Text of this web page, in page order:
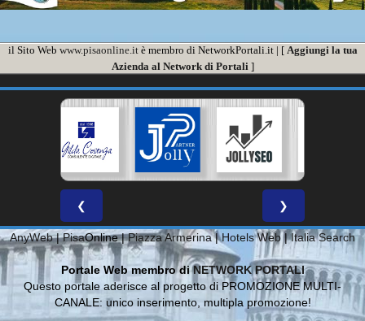
il Sito Web www.pisaonline.itè membro di NetworkPortali.it | [ Aggiungi la tua
Azienda al Network di Portali ]
❮ ❯
AnyWeb|PisaOnline |Piazza Armerina|Hotels Web|Italia Search
Portale Web membro diNETWORK PORTALI
Questo portale aderisce al progetto di PROMOZIONE MULTI-
CANALE: unico inserimento, multipla promozione!